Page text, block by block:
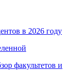
в 2026 году
факультетов и